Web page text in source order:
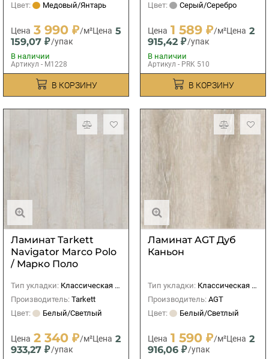
Цвет:
Медовый/Янтарь
Цена 3 990 ₽/м²Цена 5
159,07 ₽/упак
В наличии
Артикул - M1228
В КОРЗИНУ
Цвет:
Серый/Серебро
Цена 1 589 ₽/м²Цена 2
915,42 ₽/упак
В наличии
Артикул - PRK 510
В КОРЗИНУ
Ламинат Tarkett
Navigator Marco Polo
/ Марко Поло
Тип укладки: Классическая (прямая)
Производитель: Tarkett
Цвет:
Белый/Светлый
Цена 2 340 ₽/м²Цена 2
933,27 ₽/упак
Ламинат AGT Дуб
Каньон
Тип укладки: Классическая (прямая)
Производитель: AGT
Цвет:
Белый/Светлый
Цена 1 590 ₽/м²Цена 2
916,06 ₽/упак